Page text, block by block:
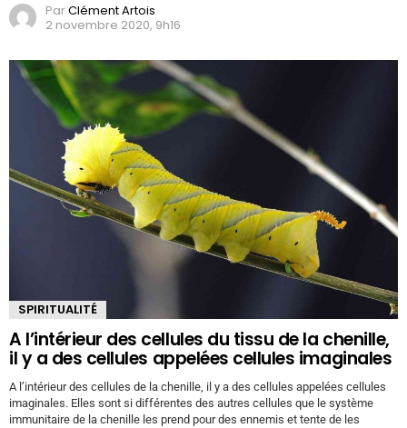
ParClément Artois
2 novembre 2020, 9h16
SPIRITUALITÉ
A l’intérieur des cellules du tissu de la chenille,
il y a des cellules appelées cellules imaginales
A l’intérieur des cellules de la chenille, il y a des cellules appelées cellules
imaginales. Elles sont si différentes des autres cellules que le système
immunitaire de la chenille les prend pour des ennemis et tente de les